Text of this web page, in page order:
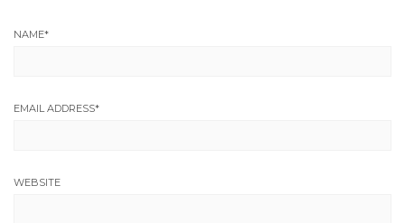
NAME*
EMAIL ADDRESS*
WEBSITE